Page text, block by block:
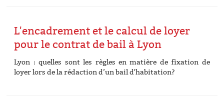
L'encadrement et le calcul de loyer
pour le contrat de bail à Lyon
Lyon : quelles sont les règles en matière de fixation de
loyer lors de la rédaction d’un bail d'habitation?